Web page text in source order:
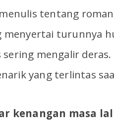
tentang
menyertai turunnya
sering mengalir
yang terlintas
kenangan masa